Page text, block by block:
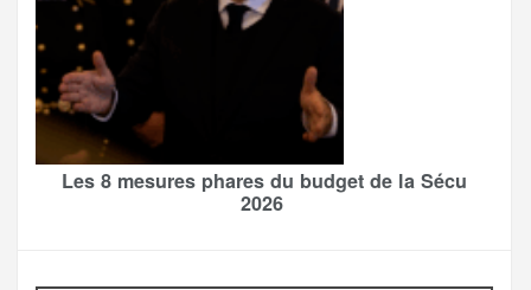
Les 8 mesures phares du budget de la Sécu
2026